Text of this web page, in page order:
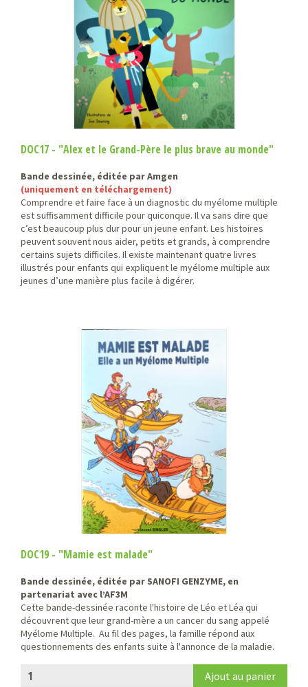
DOC17 - "Alex et le Grand-Père le plus brave au monde"
Bande dessinée, éditée par Amgen
(uniquement en téléchargement)
Comprendre et faire face à un diagnostic du myélome multiple
est suffisamment difficile pour quiconque. Il va sans dire que
c’est beaucoup plus dur pour un jeune enfant. Les histoires
peuvent souvent nous aider, petits et grands, à comprendre
certains sujets difficiles. Il existe maintenant quatre livres
illustrés pour enfants qui expliquent le myélome multiple aux
jeunes d’une manière plus facile à digérer.
DOC19 - "Mamie est malade"
Bande dessinée, éditée par SANOFI GENZYME, en
partenariat avec l’AF3M
Cette bande-dessinée raconte l'histoire de Léo et Léa qui
découvrent que leur grand-mère a un cancer du sang appelé
Myélome Multiple. Au fil des pages, la famille répond aux
questionnements des enfants suite à l'annonce de la maladie.